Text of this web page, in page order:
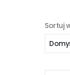
Sortuj